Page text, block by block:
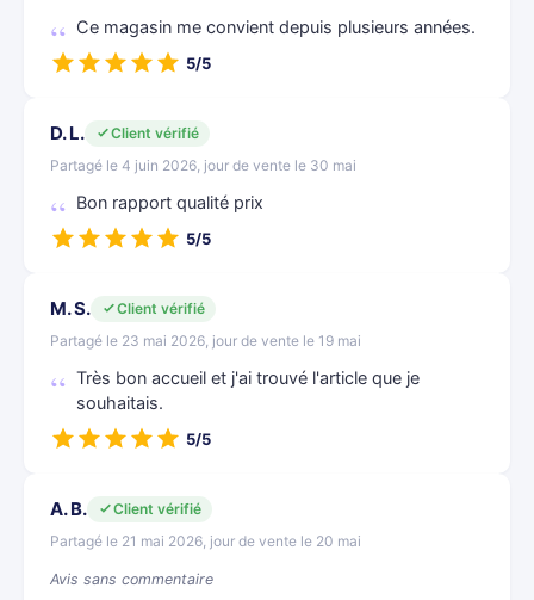
Ce magasin me convient depuis plusieurs années.
5/5
D. L.
Client vérifié
Partagé le 4 juin 2026, jour de vente le 30 mai
Bon rapport qualité prix
5/5
M. S.
Client vérifié
Partagé le 23 mai 2026, jour de vente le 19 mai
Très bon accueil et j'ai trouvé l'article que je
souhaitais.
5/5
A. B.
Client vérifié
Partagé le 21 mai 2026, jour de vente le 20 mai
Avis sans commentaire